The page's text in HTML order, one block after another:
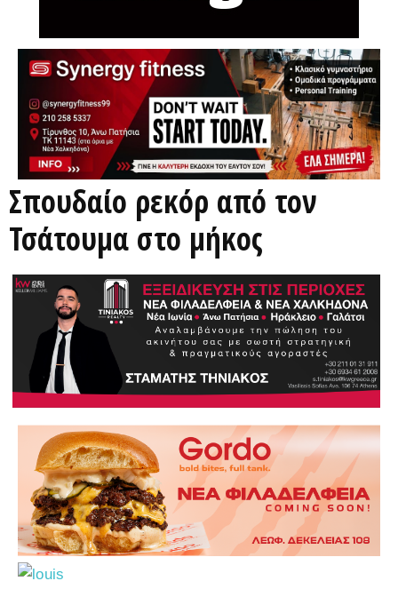
Σπουδαίο ρεκόρ από τον
Τσάτουμα στο μήκος